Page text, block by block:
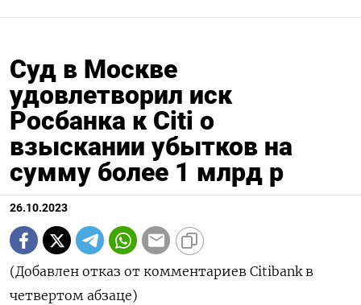
Суд в Москве
удовлетворил иск
Росбанка к Citi о
взыскании убытков на
сумму более 1 млрд р
26.10.2023
(Добавлен отказ от комментариев Citibank в
четвертом абзаце)